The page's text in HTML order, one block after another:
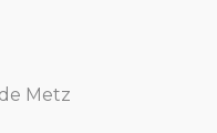
Metz